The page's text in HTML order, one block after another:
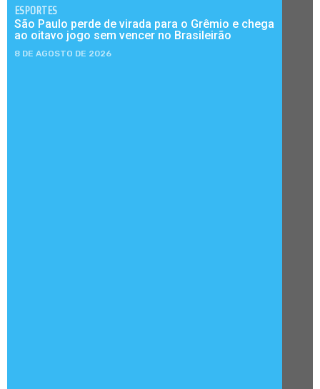
ESPORTES
São Paulo perde de virada para o Grêmio e chega
ao oitavo jogo sem vencer no Brasileirão
8 DE AGOSTO DE 2026